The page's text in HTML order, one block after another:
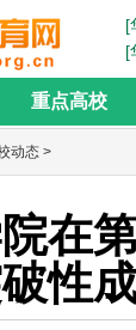
[
[
重点高校
动态 >
在
性